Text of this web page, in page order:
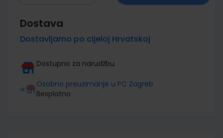
Dostava
Dostavljamo po cijeloj Hrvatskoj
Dostupno za narudžbu
Osobno preuzimanje u PC Zagreb
Besplatno